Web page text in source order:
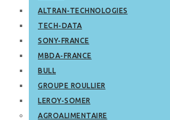
ALTRAN-TECHNOLOGIES
TECH-DATA
SONY-FRANCE
MBDA-FRANCE
BULL
GROUPE ROULLIER
LEROY-SOMER
AGROALIMENTAIRE